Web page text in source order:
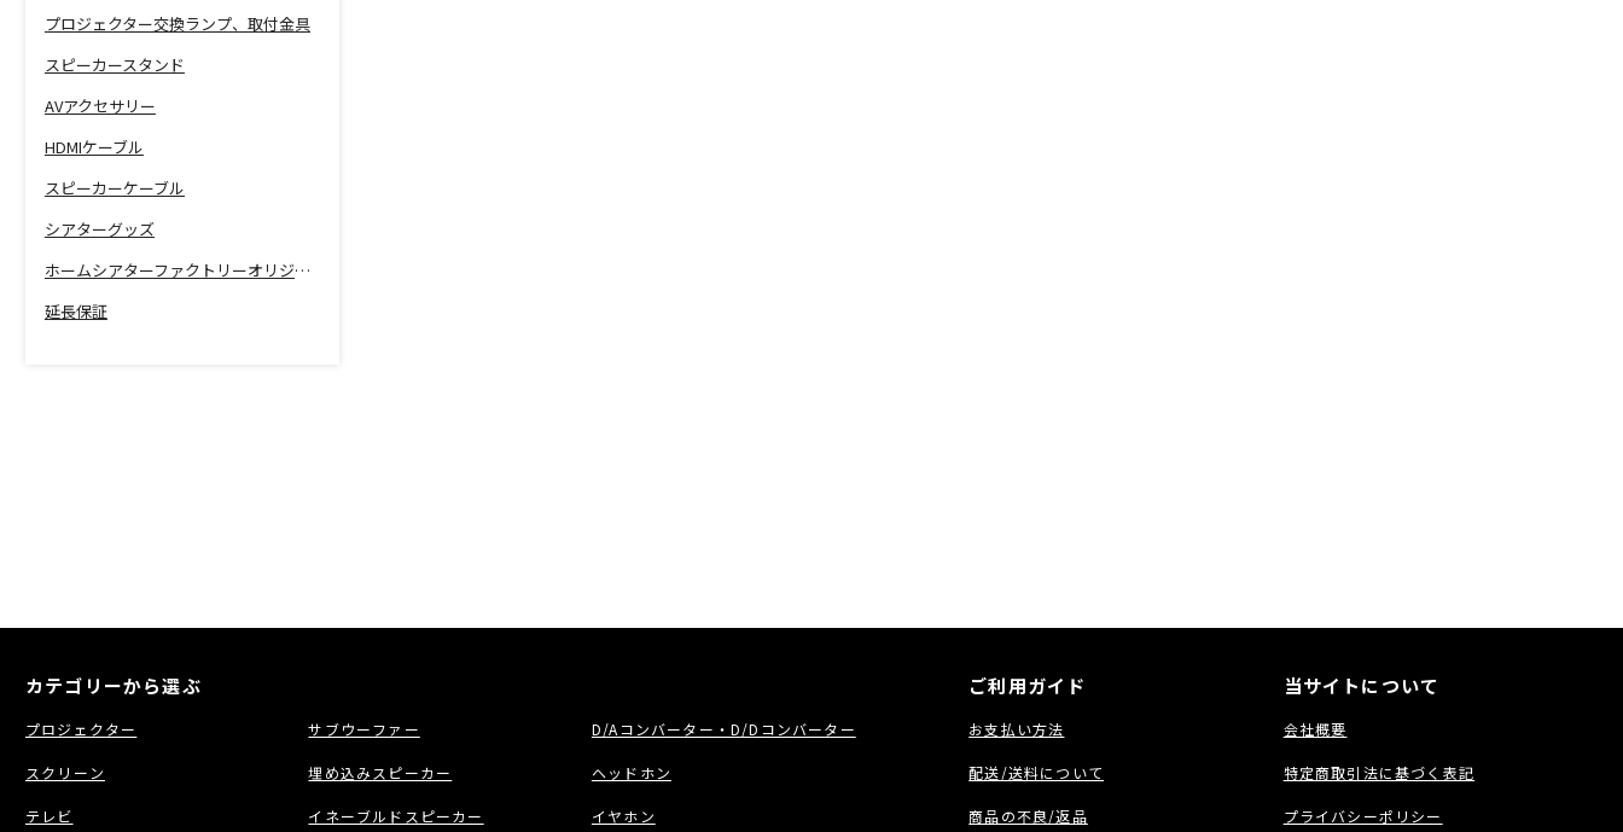
プロジェクター交換ランプ、取付金具
スピーカースタンド
AVアクセサリー
HDMIケーブル
スピーカーケーブル
シアターグッズ
ホームシアターファクトリーオリジナル商品
延長保証
カテゴリーから選ぶ
プロジェクター
スクリーン
テレビ
サブウーファー
埋め込みスピーカー
イネーブルドスピーカー
D/Aコンバーター・D/Dコンバーター
ヘッドホン
イヤホン
ご利用ガイド
お支払い方法
配送/送料について
商品の不良/返品
当サイトについて
会社概要
特定商取引法に基づく表記
プライバシーポリシー